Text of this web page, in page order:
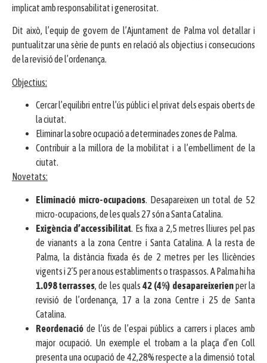
implicat amb responsabilitat i generositat.
Dit això, l’equip de govern de l’Ajuntament de Palma vol detallar i
puntualitzar una sèrie de punts en relació als objectius i consecucions
de la revisió de l’ordenança.
Objectius:
Cercar l’equilibri entre l’ús públic i el privat dels espais oberts de
la ciutat.
Eliminar la sobre ocupació a determinades zones de Palma.
Contribuir a la millora de la mobilitat i a l’embelliment de la
ciutat.
Novetats:
Eliminació micro-ocupacions. Desapareixen un total de 52
micro-ocupacions, de les quals 27 són a Santa Catalina.
Exigència d’accessibilitat . Es fixa a 2,5 metres lliures pel pas
de vianants a la zona Centre i Santa Catalina. A la resta de
Palma, la distància fixada és de 2 metres per les llicències
vigents i 2´5 per a nous establiments o traspassos. A Palma hi ha
1.098 terrasses , de les quals42 (4%) desapareixerienper la
revisió de l’ordenança, 17 a la zona Centre i 25 de Santa
Catalina.
Reordenació de l’ús de l’espai públics a carrers i places amb
major ocupació. Un exemple el trobam a la plaça d’en Coll
presenta una ocupació de 42,28% respecte a la dimensió total